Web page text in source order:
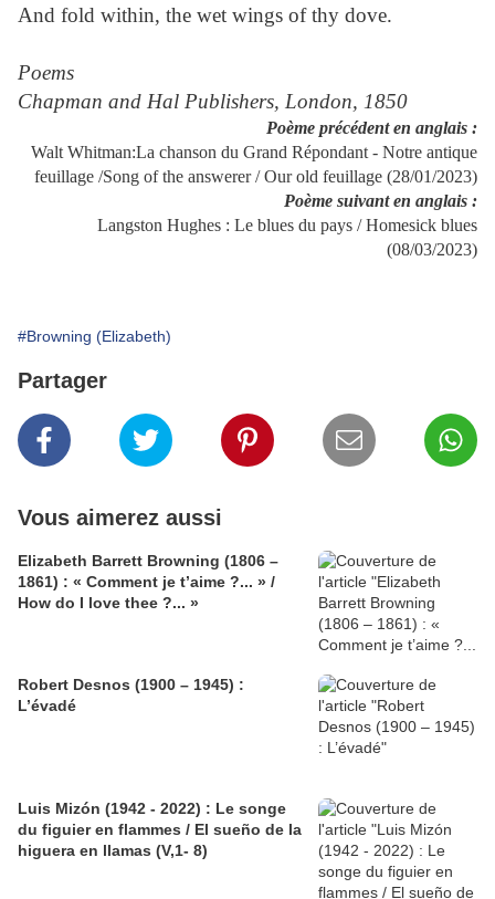
And fold within, the wet wings of thy dove.
Poems
Chapman and Hal Publishers, London, 1850
Poème précédent en anglais :
Walt Whitman:La chanson du Grand Répondant - Notre antique
feuillage /Song of the answerer / Our old feuillage (28/01/2023)
Poème suivant en anglais :
Langston Hughes : Le blues du pays / Homesick blues
(08/03/2023)
#Browning (Elizabeth)
Partager
Vous aimerez aussi
Elizabeth Barrett Browning (1806 –
1861) : « Comment je t’aime ?... » /
How do I love thee ?... »
Robert Desnos (1900 – 1945) :
L’évadé
Luis Mizón (1942 - 2022) : Le songe
du figuier en flammes / El sueño de la
higuera en llamas (V,1- 8)